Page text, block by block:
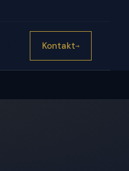
Kontakt→